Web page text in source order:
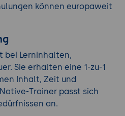
können europaweit
bei Lerninhalten,
Sie erhalten eine 1-zu-1
Inhalt, Zeit und
Trainer passt sich
an.